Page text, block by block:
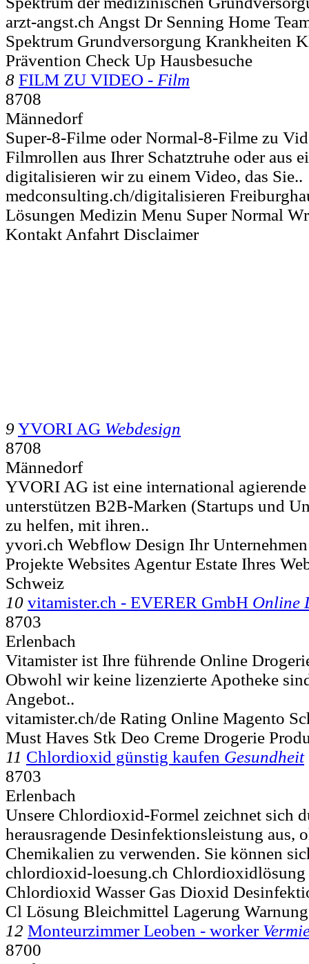
arzt-angst.ch Angst Dr Senning Home
Spektrum Grundversorgung Krankheiten
Prävention Check Up Hausbesuche
8 FILM ZU VIDEO - Film
8708
Männedorf
Super-8-Filme oder Normal-8-Filme zu
Filmrollen aus Ihrer Schatztruhe oder aus
digitalisieren wir zu einem Video, das Sie..
medconsulting.ch/digitalisieren
Lösungen Medizin Menu Super Normal
Kontakt Anfahrt Disclaimer
9 YVORI AG Webdesign
8708
Männedorf
YVORI AG ist eine international
unterstützen B2B-Marken (Startups und
zu helfen, mit ihren..
yvori.ch Webflow Design Ihr
Projekte Websites Agentur Estate Ihres
Schweiz
10 vitamister.ch - EVERER GmbH Online
8703
Erlenbach
Vitamister ist Ihre führende Online
Obwohl wir keine lizenzierte Apotheke
Angebot..
vitamister.ch/de Rating Online Magento
Must Haves Stk Deo Creme Drogerie
11 Chlordioxid günstig kaufen Gesundheit
8703
Erlenbach
Unsere Chlordioxid-Formel zeichnet sich
herausragende Desinfektionsleistung aus,
Chemikalien zu verwenden. Sie können
chlordioxid-loesung.ch
Chlordioxid Wasser Gas Dioxid
Cl Lösung Bleichmittel Lagerung
12 Monteurzimmer Leoben - worker
8700